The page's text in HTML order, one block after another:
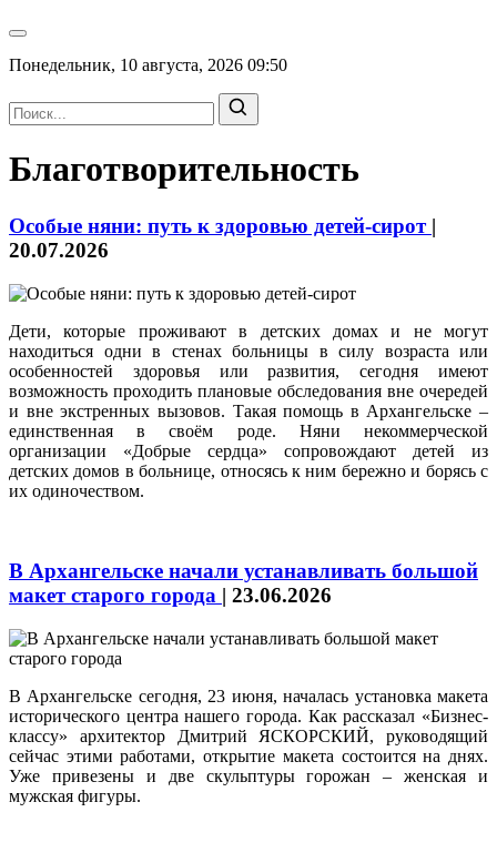
Понедельник, 10 августа, 2026 09:50
Благотворительность
Особые няни: путь к здоровью детей-сирот |
20.07.2026
Дети, которые проживают в детских домах и не могут
находиться одни в стенах больницы в силу возраста или
особенностей здоровья или развития, сегодня имеют
возможность проходить плановые обследования вне очередей
и вне экстренных вызовов. Такая помощь в Архангельске –
единственная в своём роде. Няни некоммерческой
организации «Добрые сердца» сопровождают детей из
детских домов в больнице, относясь к ним бережно и борясь с
их одиночеством.
В Архангельске начали устанавливать большой
макет старого города | 23.06.2026
В Архангельске сегодня, 23 июня, началась установка макета
исторического центра нашего города. Как рассказал «Бизнес-
классу» архитектор Дмитрий ЯСКОРСКИЙ, руководящий
сейчас этими работами, открытие макета состоится на днях.
Уже привезены и две скульптуры горожан – женская и
мужская фигуры.